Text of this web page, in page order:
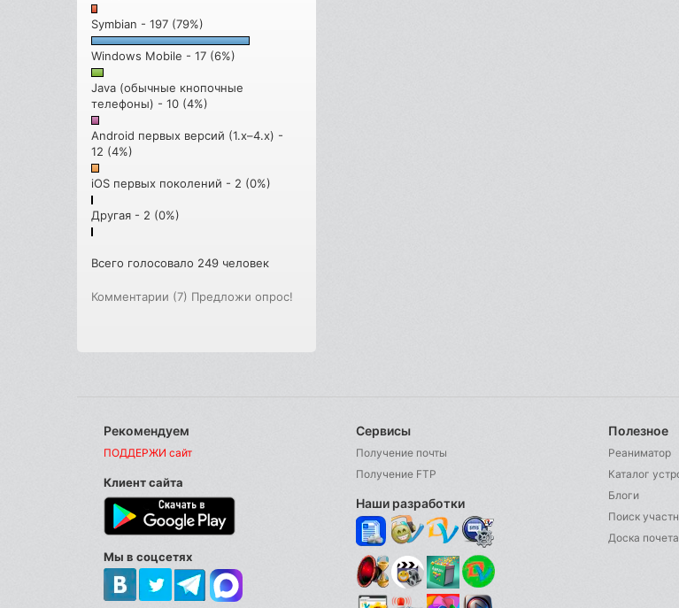
Symbian - 197 (79%)
Windows Mobile - 17 (6%)
Java (обычные кнопочные
телефоны) - 10 (4%)
Android первых версий (1.x–4.x) -
12 (4%)
iOS первых поколений - 2 (0%)
Другая - 2 (0%)
Всего голосовало 249 человек
Комментарии (7) Предложи опрос!
Рекомендуем
ПОДДЕРЖИ сайт
Клиент сайта
Мы в соцсетях
Сервисы
Получение почты
Получение FTP
Наши разработки
Полезное
Реаниматор
Каталог
Блоги
Поиск
Доска почета